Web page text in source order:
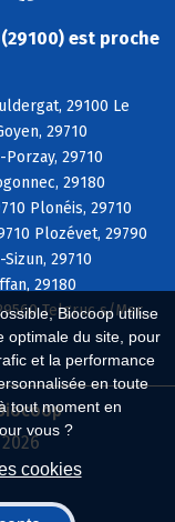
Biocoop utilise
optimale du site, pour
et la performance
en toute
tout moment en
vous ?
cookies
est proche
29100 Le
29710
29710
29180
Plonéis, 29710
Plozévet, 29790
29710
29180
Telgruc s/Mer,